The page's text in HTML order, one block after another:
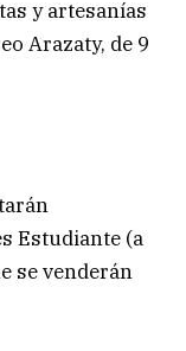
y artesanías
Arazaty, de 9
Estudiante (a
se venderán